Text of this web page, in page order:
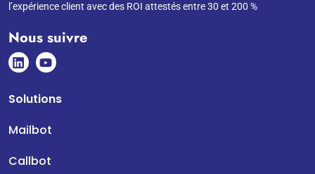
l’expérience client avec des ROI attestés entre 30 et 200 %
Nous suivre
Solutions
Mailbot
Callbot